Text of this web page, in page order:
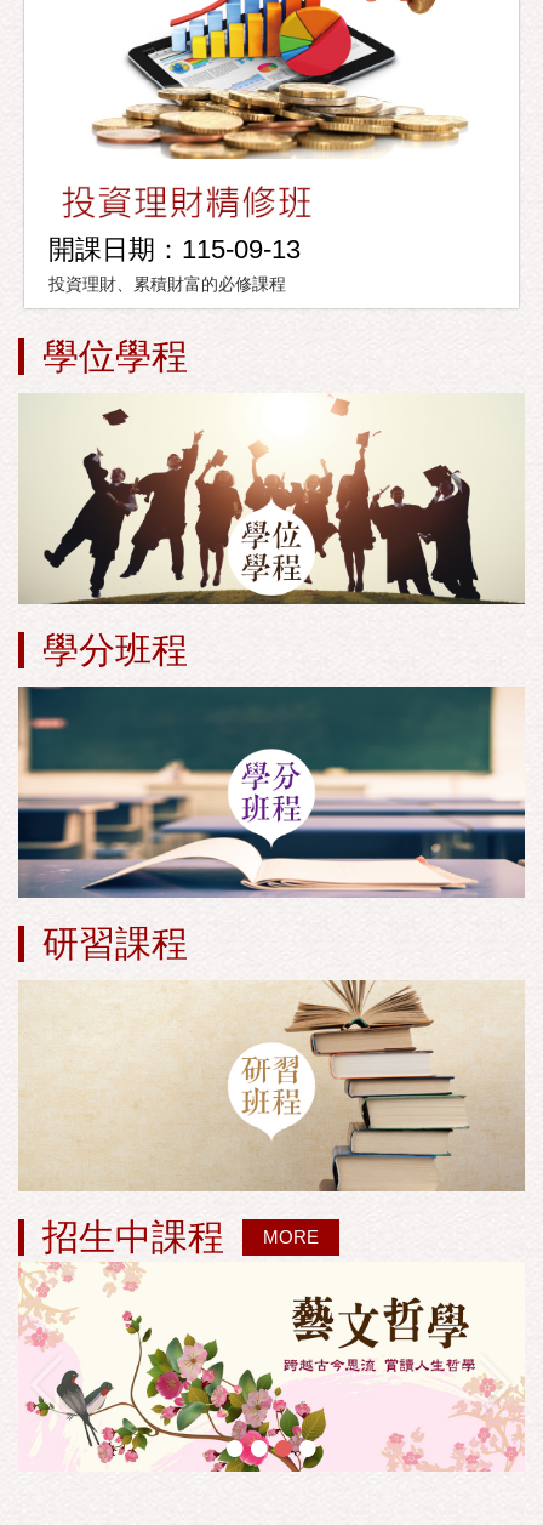
開課日期：115-09-13
投資理財、累積財富的必修課程
學位學程
學分班程
研習課程
招生中課程 MORE
••••